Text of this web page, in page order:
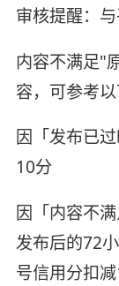
审核提醒：
内容不满足"
容，可参考
因「发布已
10分
因「内容不
发布后的72
号信用分扣